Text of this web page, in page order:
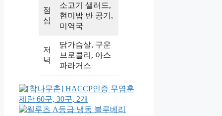
점
심
소고기 샐러드,
현미밥 반 공기,
미역국
저
녁
닭가슴살, 구운
브로콜리, 아스
파라거스